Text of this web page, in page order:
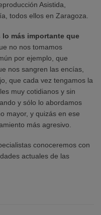
Asistida,
todos ellos en Zaragoza.
más importante que
no nos tomamos
por ejemplo, que
nos sangren las encías,
que cada vez tengamos la
muy cotidianos y sin
y sólo lo abordamos
mayor, y quizás en ese
más agresivo.
conoceremos con
actuales de las